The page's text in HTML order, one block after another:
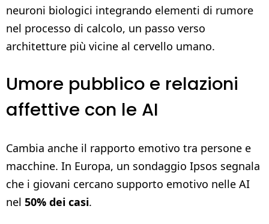
neuroni biologici integrando elementi di rumore
nel processo di calcolo, un passo verso
architetture più vicine al cervello umano.
Umore pubblico e relazioni
affettive con le AI
Cambia anche il rapporto emotivo tra persone e
macchine. In Europa, un sondaggio Ipsos segnala
che i giovani cercano supporto emotivo nelle AI
nel 50% dei casi.